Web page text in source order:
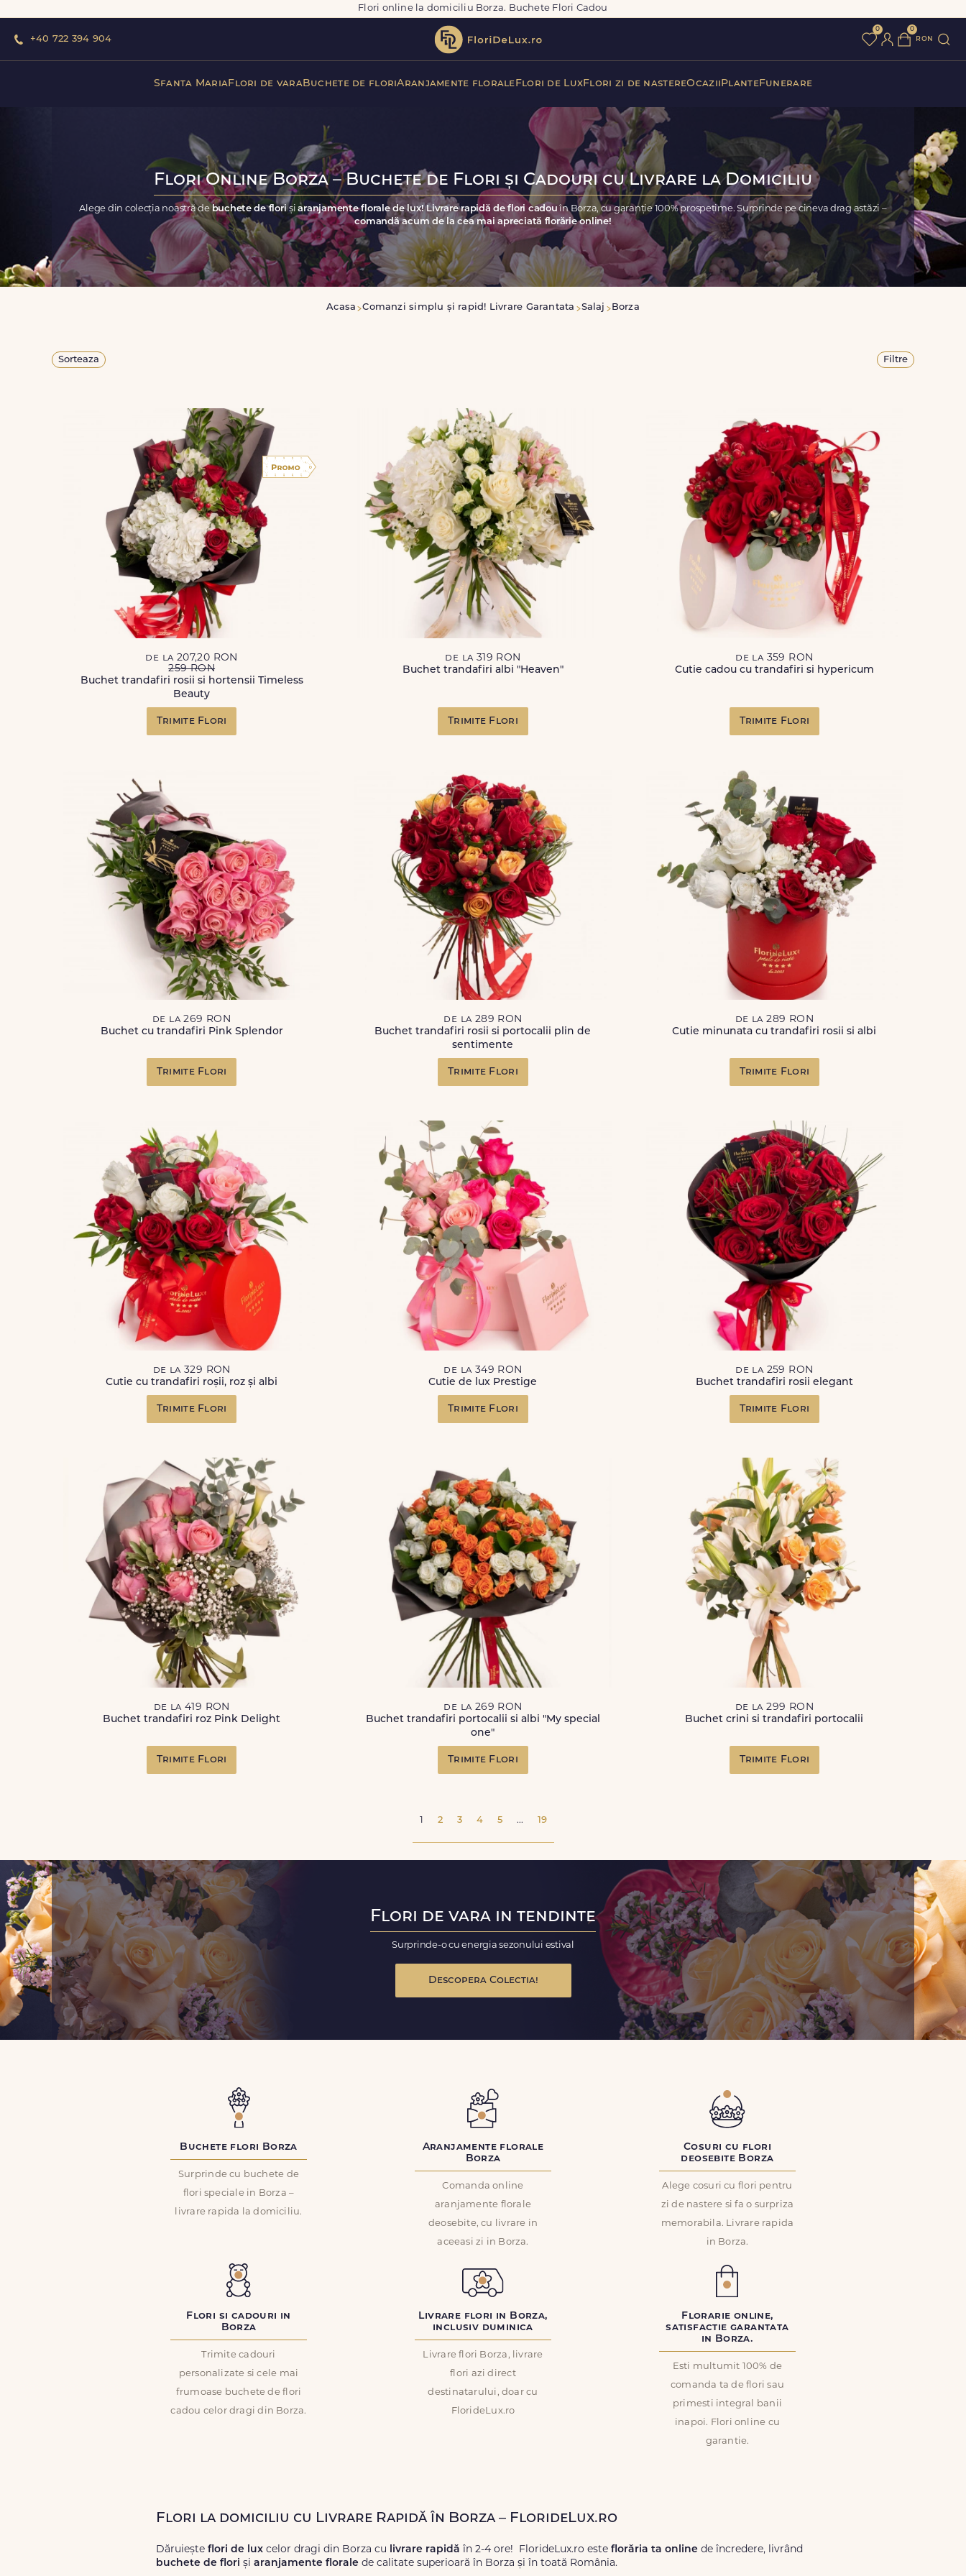
Flori online la domiciliu Borza. Buchete Flori Cadou
+40 722 394 904
0 0
ron
Sfanta MariaFlori de varaBuchete de floriAranjamente florale Flori de LuxFlori zi de nastereOcazii PlanteFunerare
Flori Online Borza – Buchete de Flori și Cadouri cu Livrare la Domiciliu
Alege din colecția noastră de buchete de florișiaranjamente florale de lux! Livrare rapidă de flori cadou în Borza, cu garanție 100% prospețime. Surprinde pe cineva drag astăzi –
comandă acum de la cea mai apreciată florărie online!
Acasa Comanzi simplu și rapid! Livrare Garantata Salaj Borza
Sorteaza Filtre
de la 207,20 RON
259 RON
Buchet trandafiri rosii si hortensii Timeless
Beauty
Trimite Flori
de la 319 RON
Buchet trandafiri albi "Heaven"
Trimite Flori
de la 359 RON
Cutie cadou cu trandafiri si hypericum
Trimite Flori
de la 269 RON
Buchet cu trandafiri Pink Splendor
Trimite Flori
de la 289 RON
Buchet trandafiri rosii si portocalii plin de
sentimente
Trimite Flori
de la 289 RON
Cutie minunata cu trandafiri rosii si albi
Trimite Flori
de la 329 RON
Cutie cu trandafiri roșii, roz și albi
Trimite Flori
de la 349 RON
Cutie de lux Prestige
Trimite Flori
de la 259 RON
Buchet trandafiri rosii elegant
Trimite Flori
de la 419 RON
Buchet trandafiri roz Pink Delight
Trimite Flori
de la 269 RON
Buchet trandafiri portocalii si albi "My special
one"
Trimite Flori
de la 299 RON
Buchet crini si trandafiri portocalii
Trimite Flori
1 2 3 4 5 ... 19
Flori de vara in tendinte
Surprinde-o cu energia sezonului estival
Descopera Colectia!
Buchete flori Borza
Surprinde cu buchete de
flori speciale in Borza –
livrare rapida la domiciliu.
Aranjamente florale
Borza
Comanda online
aranjamente florale
deosebite, cu livrare in
aceeasi zi in Borza.
Cosuri cu flori
deosebite Borza
Alege cosuri cu flori pentru
zi de nastere si fa o surpriza
memorabila. Livrare rapida
in Borza.
Flori si cadouri in
Borza
Trimite cadouri
personalizate si cele mai
frumoase buchete de flori
cadou celor dragi din Borza.
Livrare flori in Borza,
inclusiv duminica
Livrare flori Borza, livrare
flori azi direct
destinatarului, doar cu
FlorideLux.ro
Florarie online,
satisfactie garantata
in Borza.
Esti multumit 100% de
comanda ta de flori sau
primesti integral banii
inapoi. Flori online cu
garantie.
Flori la domiciliu cu Livrare Rapidă în Borza – FlorideLux.ro
Dăruiește flori de lux celor dragi din Borza cu livrare rapidă în 2-4 ore! FlorideLux.ro este florăria ta online de încredere, livrând
buchete de flori și aranjamente florale de calitate superioară în Borza și în toată România.